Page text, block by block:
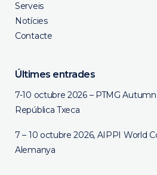
Serveis
Notícies
Contacte
Últimes entrades
7-10 octubre 2026 – PTMG
República Txeca
7 – 10 octubre 2026, AIPPI World
Alemanya